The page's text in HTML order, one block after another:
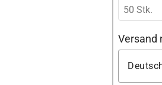
50 Stk.
Versand